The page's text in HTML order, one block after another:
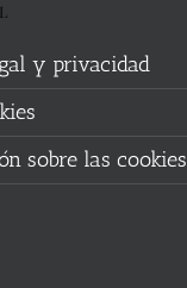
y privacidad
sobre las cookies